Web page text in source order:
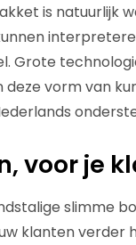
is natuurlijk
Grote
vorm van
voor je
slimme
klanten verder